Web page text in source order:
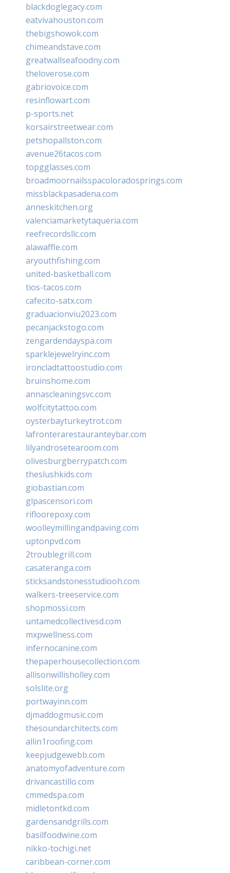
blackdoglegacy.com
eatvivahouston.com
thebigshowok.com
chimeandstave.com
greatwallseafoodny.com
theloverose.com
gabriovoice.com
resinflowart.com
p-sports.net
korsairstreetwear.com
petshopallston.com
avenue26tacos.com
topgglasses.com
broadmoornailsspacoloradosprings.com
missblackpasadena.com
anneskitchen.org
valenciamarketytaqueria.com
reefrecordsllc.com
alawaffle.com
aryouthfishing.com
united-basketball.com
tios-tacos.com
cafecito-satx.com
graduacionviu2023.com
pecanjackstogo.com
zengardendayspa.com
sparklejewelryinc.com
ironcladtattoostudio.com
bruinshome.com
annascleaningsvc.com
wolfcitytattoo.com
oysterbayturkeytrot.com
lafronterarestauranteybar.com
lilyandrosetearoom.com
olivesburgberrypatch.com
theslushkids.com
giobastian.com
glpascensori.com
rifloorepoxy.com
woolleymillingandpaving.com
uptonpvd.com
2troublegrill.com
casateranga.com
sticksandstonesstudiooh.com
walkers-treeservice.com
shopmossi.com
untamedcollectivesd.com
mxpwellness.com
infernocanine.com
thepaperhousecollection.com
allisonwillisholley.com
solslite.org
portwayinn.com
djmaddogmusic.com
thesoundarchitects.com
allin1roofing.com
keepjudgewebb.com
anatomyofadventure.com
drivancastillo.com
cmmedspa.com
midletontkd.com
gardensandgrills.com
basilfoodwine.com
nikko-tochigi.net
caribbean-corner.com